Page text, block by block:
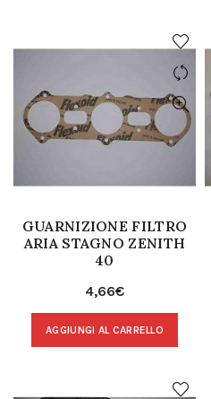
GUARNIZIONE FILTRO
ARIA STAGNO ZENITH
40
4,66€
AGGIUNGI AL CARRELLO